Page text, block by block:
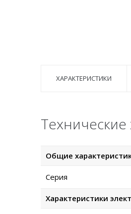
ХАРАКТЕРИСТИКИ
Технические
Общие
Серия
Характеристики